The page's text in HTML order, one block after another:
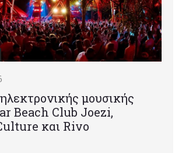
μουσικής
Beach Club Joezi,
και Rivo